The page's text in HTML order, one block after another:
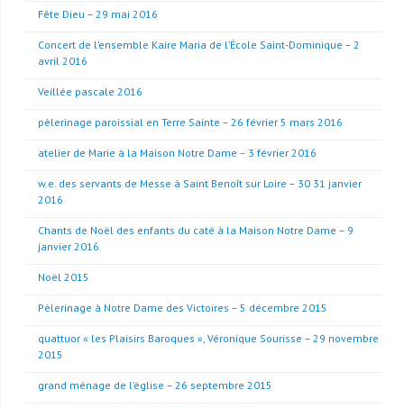
Fête Dieu – 29 mai 2016
Concert de l’ensemble Kaire Maria de l’École Saint-Dominique – 2
avril 2016
Veillée pascale 2016
pèlerinage paroissial en Terre Sainte – 26 février 5 mars 2016
atelier de Marie à la Maison Notre Dame – 3 février 2016
w.e. des servants de Messe à Saint Benoît sur Loire – 30 31 janvier
2016
Chants de Noël des enfants du caté à la Maison Notre Dame – 9
janvier 2016
Noël 2015
Pèlerinage à Notre Dame des Victoires – 5 décembre 2015
quattuor « les Plaisirs Baroques », Véronique Sourisse – 29 novembre
2015
grand ménage de l’église – 26 septembre 2015